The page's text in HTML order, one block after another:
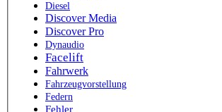
Diesel
Discover Media
Discover Pro
Dynaudio
Facelift
Fahrwerk
Fahrzeugvorstellung
Federn
Fehler